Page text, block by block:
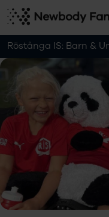
Röstånga IS: Barn &